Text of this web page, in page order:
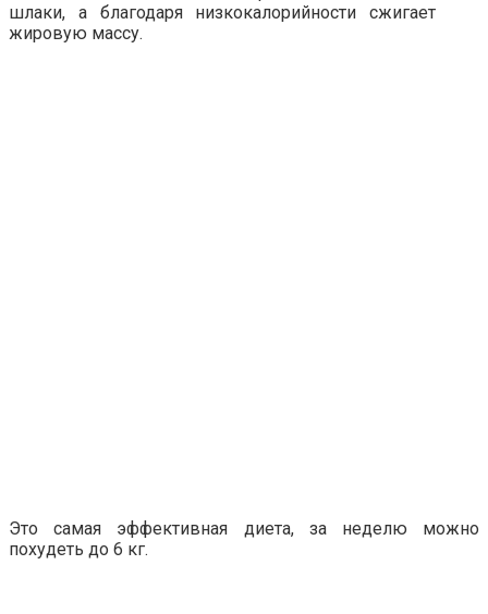
шлаки, а благодаря низкокалорийности сжигает
жировую массу.
Это самая эффективная диета, за неделю можно
похудеть до 6 кг.